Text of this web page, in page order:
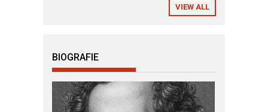
VIEW ALL
BIOGRAFIE